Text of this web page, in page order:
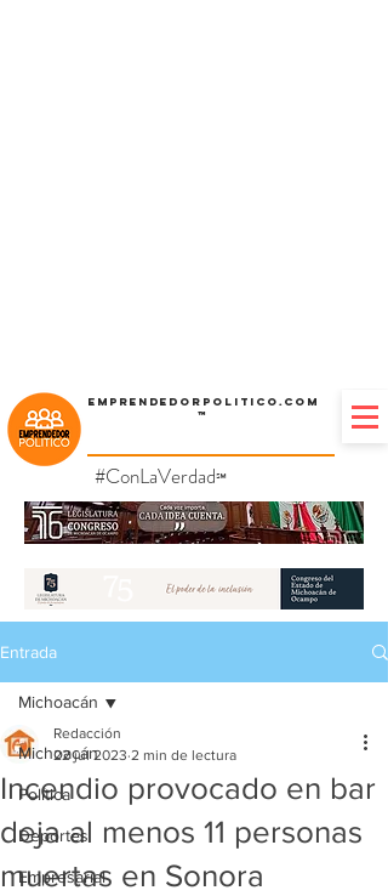
Emprendedorpolitico.com
™
#ConLaVerdad℠
Entrada
Michoacán
Política
Deportes
Empresarial
Michoacán
Incendio provocado en bar
deja al menos 11 personas
muertas en Sonora
Redacción
22 jul 2023 2 min de lectura